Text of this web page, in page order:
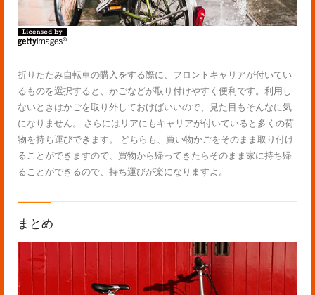
折りたたみ自転車の購入をする際に、フロントキャリアが付いてい
るものを選択すると、かごなどが取り付けやすく便利です。利用し
ないときはかごを取り外しておけばいいので、見た目もそんなに気
になりません。 さらにはリアにもキャリアが付いていると多くの荷
物を持ち運びできます。 どちらも、買い物かごをそのまま取り付け
ることができますので、買物から帰ってきたらそのまま家に持ち帰
ることができるので、持ち運びが楽になりますよ。
まとめ